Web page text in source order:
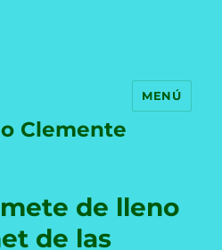
Clemente
MENÚ
de lleno
de las